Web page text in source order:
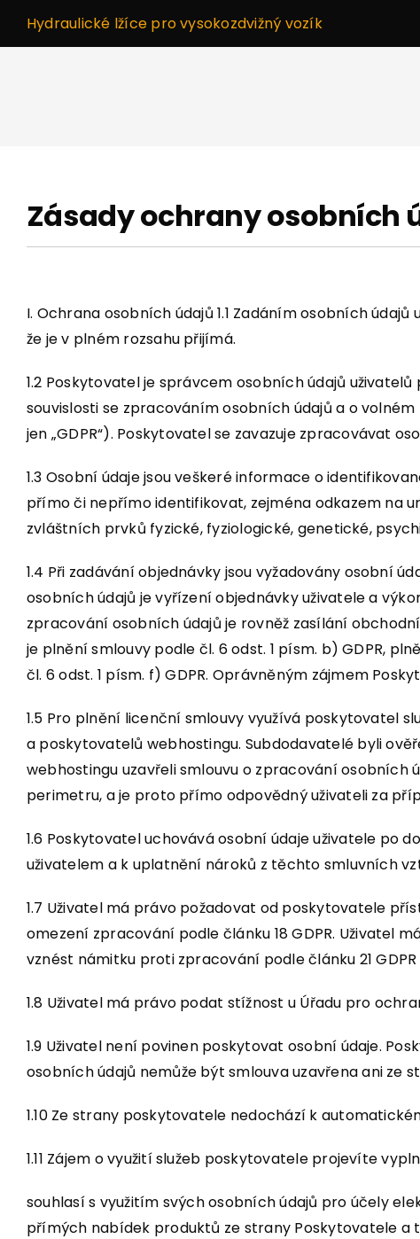
Hydraulické lžíce pro vysokozdvižný vozík
Zásady ochrany osobních
I. Ochrana osobních údajů 1.1 Zadáním osobních
že je v plném rozsahu přijímá.
1.2 Poskytovatel je správcem osobních údajů
souvislosti se zpracováním osobních údajů a o
jen „GDPR“). Poskytovatel se zavazuje zpracovávat
1.3 Osobní údaje jsou veškeré informace o
přímo či nepřímo identifikovat, zejména odkazem na
zvláštních prvků fyzické, fyziologické, genetické,
1.4 Při zadávání objednávky jsou vyžadovány osobní
osobních údajů je vyřízení objednávky uživatele a
zpracování osobních údajů je rovněž zasílání
je plnění smlouvy podle čl. 6 odst. 1 písm. b) GDPR,
čl. 6 odst. 1 písm. f) GDPR. Oprávněným zájmem
1.5 Pro plnění licenční smlouvy využívá poskytovatel
a poskytovatelů webhostingu. Subdodavatelé byli
webhostingu uzavřeli smlouvu o zpracování
perimetru, a je proto přímo odpovědný uživateli za
1.6 Poskytovatel uchovává osobní údaje uživatele po
uživatelem a k uplatnění nároků z těchto smluvních
1.7 Uživatel má právo požadovat od poskytovatele
omezení zpracování podle článku 18 GDPR. Uživatel
vznést námitku proti zpracování podle článku 21
1.8 Uživatel má právo podat stížnost u Úřadu pro
1.9 Uživatel není povinen poskytovat osobní údaje.
osobních údajů nemůže být smlouva uzavřena ani ze
1.10 Ze strany poskytovatele nedochází k
1.11 Zájem o využití služeb poskytovatele projevíte
souhlasí s využitím svých osobních údajů pro účely
přímých nabídek produktů ze strany Poskytovatele a